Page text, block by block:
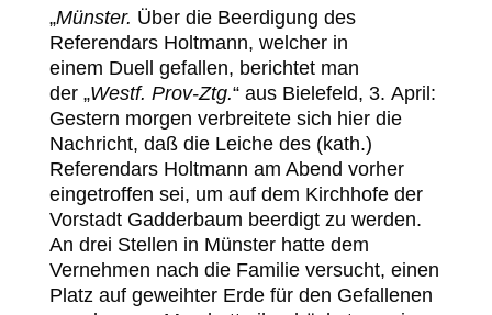
„Münster. Über die Beerdigung des
Referendars Holtmann, welcher in
einem Duell gefallen, berichtet man
der „Westf. Prov-Ztg.“ aus Bielefeld, 3. April:
Gestern morgen verbreitete sich hier die
Nachricht, daß die Leiche des (kath.)
Referendars Holtmann am Abend vorher
eingetroffen sei, um auf dem Kirchhofe der
Vorstadt Gadderbaum beerdigt zu werden.
An drei Stellen in Münster hatte dem
Vernehmen nach die Familie versucht, einen
Platz auf geweihter Erde für den Gefallenen